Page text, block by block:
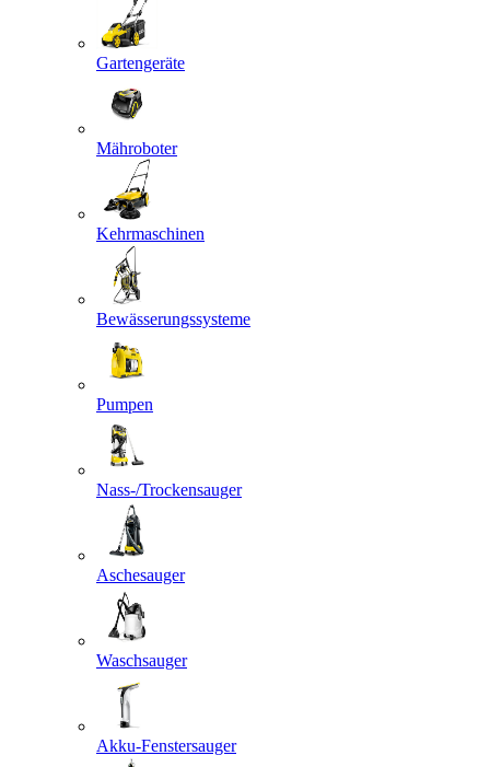
Gartengeräte
Mähroboter
Kehrmaschinen
Bewässerungssysteme
Pumpen
Nass-/Trockensauger
Aschesauger
Waschsauger
Akku-Fenstersauger